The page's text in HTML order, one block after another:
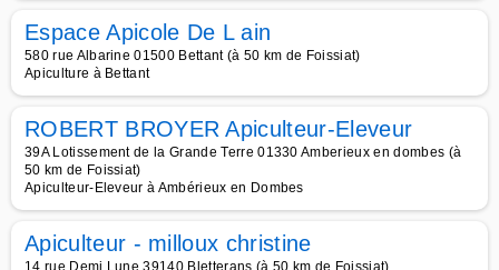
Espace Apicole De L ain
580 rue Albarine 01500 Bettant (à 50 km de Foissiat)
Apiculture à Bettant
ROBERT BROYER Apiculteur-Eleveur
39A Lotissement de la Grande Terre 01330 Amberieux en dombes (à
50 km de Foissiat)
Apiculteur-Eleveur à Ambérieux en Dombes
Apiculteur - milloux christine
14 rue Demi Lune 39140 Bletterans (à 50 km de Foissiat)